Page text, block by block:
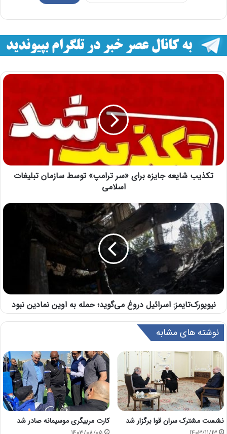
تکذیب شایعه جایزه برای «سر ترامپ» توسط سازمان تبلیغات
اسلامی
نیویورک‌تایمز: اسرائیل دروغ می‌گوید؛ حمله به اوین نمادین نبود
نوشته های مشابه
نشست مشترک سران قوا برگزار شد کارت مربیگری موسیمانه صادر شد